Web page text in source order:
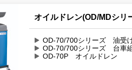
オイルドレン(OD/MDシリ
OD-70/700シリーズ 油受
OD-70/700シリーズ 台車
OD-70P オイルドレン